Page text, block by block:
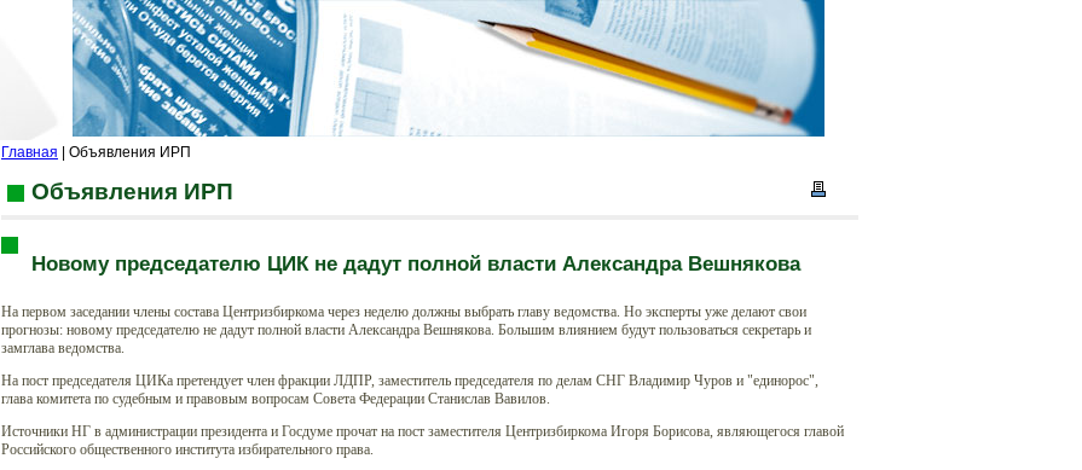
Главная | Объявления ИРП
Объявления ИРП
Новому председателю ЦИК не дадут полной власти Александра Вешнякова
На первом заседании члены состава Центризбиркома через неделю должны выбрать главу ведомства. Но эксперты уже делают свои
прогнозы: новому председателю не дадут полной власти Александра Вешнякова. Большим влиянием будут пользоваться секретарь и
замглава ведомства.
На пост председателя ЦИКа претендует член фракции ЛДПР, заместитель председателя по делам СНГ Владимир Чуров и "единорос",
глава комитета по судебным и правовым вопросам Совета Федерации Станислав Вавилов.
Источники НГ в администрации президента и Госдуме прочат на пост заместителя Центризбиркома Игоря Борисова, являющегося главой
Российского общественного института избирательного права.